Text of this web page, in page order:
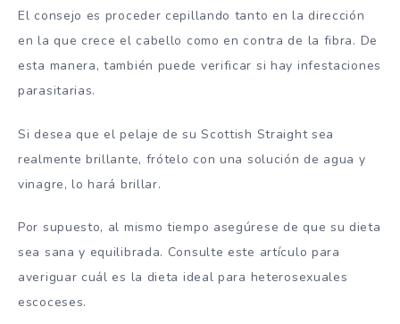
El consejo es proceder cepillando tanto en la dirección
en la que crece el cabello como en contra de la fibra. De
esta manera, también puede verificar si hay infestaciones
parasitarias.
Si desea que el pelaje de su Scottish Straight sea
realmente brillante, frótelo con una solución de agua y
vinagre, lo hará brillar.
Por supuesto, al mismo tiempo asegúrese de que su dieta
sea sana y equilibrada. Consulte este artículo para
averiguar cuál es la dieta ideal para heterosexuales
escoceses.